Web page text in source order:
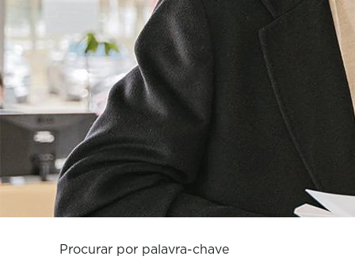
Procurar por palavra-chave